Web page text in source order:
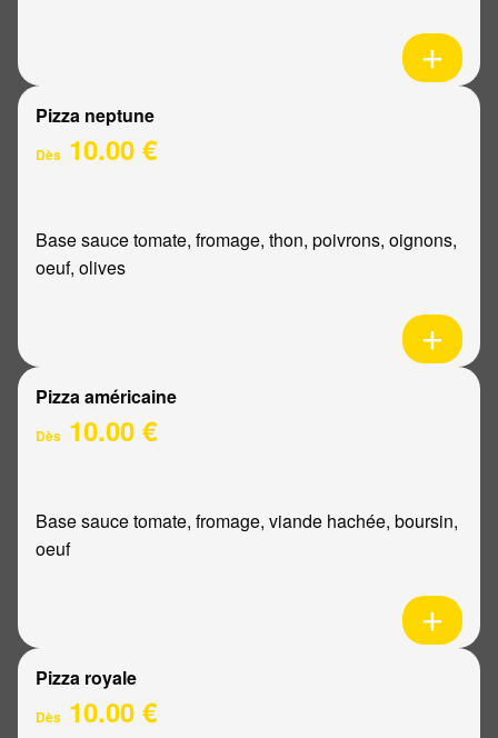
Pizza neptune
Dès 10.00 €
Base sauce tomate, fromage, thon, poivrons, oignons,
oeuf, olives
Pizza américaine
Dès 10.00 €
Base sauce tomate, fromage, viande hachée, boursin,
oeuf
Pizza royale
Dès 10.00 €